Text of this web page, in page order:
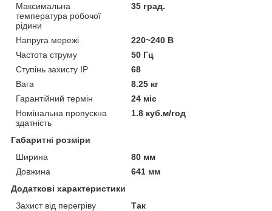
Максимальна
температура робочої
рідини
35 град.
Напруга мережі
220~240 В
Частота струму
50 Гц
Ступінь захисту IP
68
Вага
8.25 кг
Гарантійний термін
24 міс
Номінальна пропускна
здатність
1.8 куб.м/год
Габаритні розміри
Ширина
80 мм
Довжина
641 мм
Додаткові характеристики
Захист від перегріву
Так